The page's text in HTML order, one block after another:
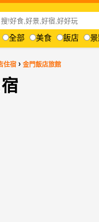
全部 美食 飯店
住宿 › 金門飯店旅館